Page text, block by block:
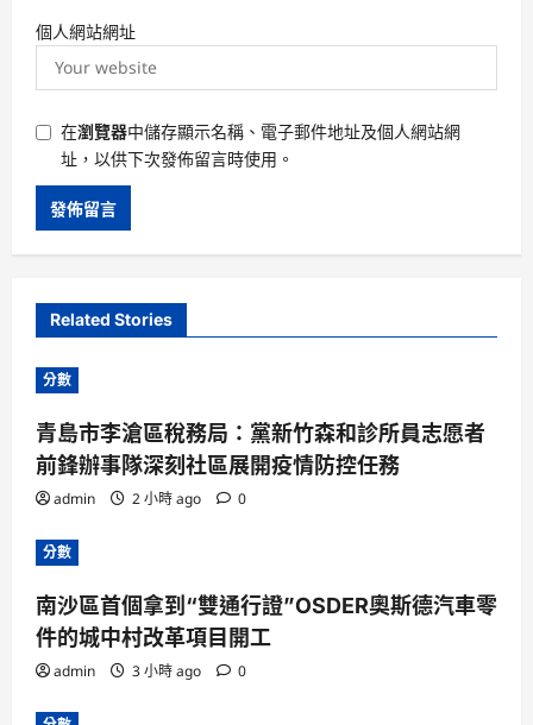
個人網站網址
在瀏覽器中儲存顯示名稱、電子郵件地址及個人網站網
址，以供下次發佈留言時使用。
Related Stories
分數
青島市李滄區稅務局：黨新竹森和診所員志愿者
前鋒辦事隊深刻社區展開疫情防控任務
admin 2 小時 ago 0
分數
南沙區首個拿到“雙通行證”OSDER奧斯德汽車零
件的城中村改革項目開工
admin 3 小時 ago 0